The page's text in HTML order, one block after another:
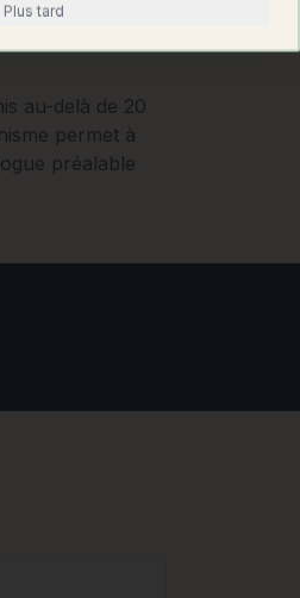
au-delà de 20
permet à
préalable
Plus tard